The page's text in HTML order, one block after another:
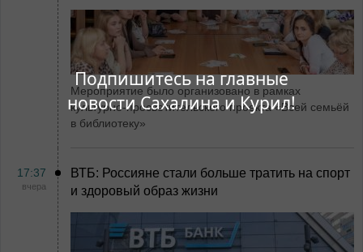
Подпишитесь на главные
новости Сахалина и Курил!
Мероприятие было организовано в рамках
культурно-просветительского проекта «Всей семьёй
в библиотеку»
17:37
вчера
ВТБ: Россияне стали больше тратить на спорт
и здоровый образ жизни